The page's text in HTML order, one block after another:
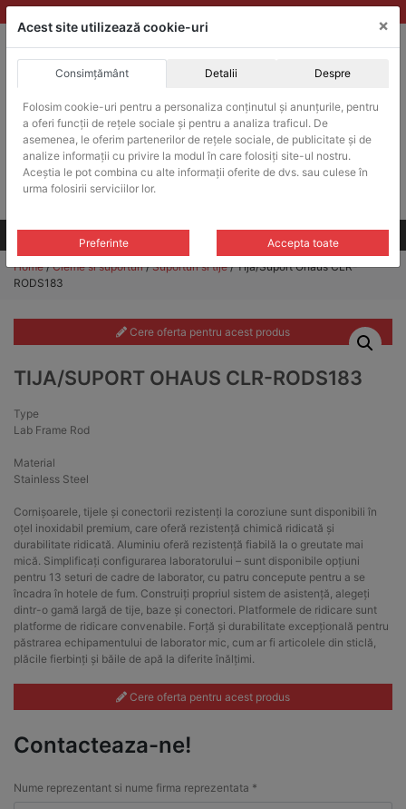
Skip
to
ACHIZITII PUBLICE
Produsele pot fi achizitionate si in sistemul SEAP / SICAP
Products
search
CAUTARE
Toate produsele
Home/Cleme si suporturi/Suporturi si tije/ Tija/Suport Ohaus CLR-
RODS183
Cere oferta pentru acest produs
TIJA/SUPORT OHAUS CLR-RODS183
Type
Lab Frame Rod
Material
Stainless Steel
Cornișoarele, tijele și conectorii rezistenți la coroziune sunt disponibili în
oțel inoxidabil premium, care oferă rezistență chimică ridicată și
durabilitate ridicată. Aluminiu oferă rezistență fiabilă la o greutate mai
mică. Simplificați configurarea laboratorului – sunt disponibile opțiuni
pentru 13 seturi de cadre de laborator, cu patru concepute pentru a se
încadra în hotele de fum. Construiți propriul sistem de asistență, alegeți
dintr-o gamă largă de tije, baze și conectori. Platformele de ridicare sunt
platforme de ridicare convenabile. Forță și durabilitate excepțională pentru
păstrarea echipamentului de laborator mic, cum ar fi articolele din sticlă,
plăcile fierbinți și băile de apă la diferite înălțimi.
Cere oferta pentru acest produs
Contacteaza-ne!
Nume reprezentant si nume firma reprezentata *
Acest site utilizează cookie-uri ×
Consimțământ Detalii Despre
Folosim cookie-uri pentru a personaliza conținutul și anunțurile, pentru
a oferi funcții de rețele sociale și pentru a analiza traficul. De
asemenea, le oferim partenerilor de rețele sociale, de publicitate și de
analize informații cu privire la modul în care folosiți site-ul nostru.
Aceștia le pot combina cu alte informații oferite de dvs. sau culese în
urma folosirii serviciilor lor.
Preferinte Accepta toate